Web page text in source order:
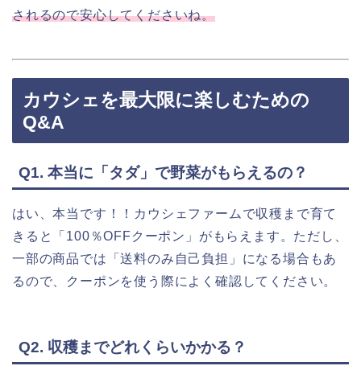
されるので安心してくださいね。
カウシェを最大限に楽しむための
Q&A
Q1. 本当に「タダ」で野菜がもらえるの？
はい、本当です！！カウシェファームで収穫まで育て
きると「100％OFFクーポン」がもらえます。ただし、
一部の商品では「送料のみ自己負担」になる場合もあ
るので、クーポンを使う際によく確認してください。
Q2. 収穫までどれくらいかかる？